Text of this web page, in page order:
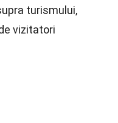
turismului,
vizitatori